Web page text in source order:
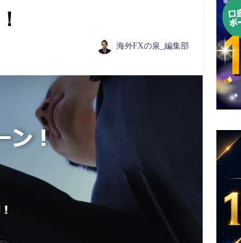
海外FXの泉_編集部